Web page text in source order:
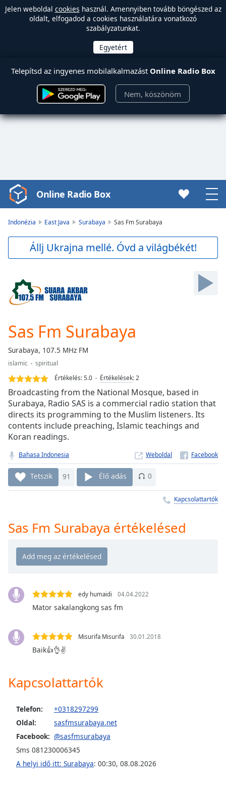
Jelen weboldal cookies használ. Amennyiben tovább böngészed az
oldalt, elfogadod a cookies használatára vonatkozó
szabályzatunkat.
Telepítsd az ingyenes mobilalkalmazást Online Radio Box
Nem, köszönöm
Video
Player
Backward
Skip
Forward
Current
Time0:00
Duration -:-
Loaded
0.00%
Stream
TypeLIVE
Seek to
currently
behind
Remaining
Time-
Chapters
descriptions
Subtitles
opens
subtitles
dialog
subtitles
off,
selected
Audio
Online Radio Box
Indonézia East Java Surabaya Sas Fm Surabaya
Állj Ukrajna mellé. Óvd a világbékét!
Sas Fm Surabaya
Surabaya, 107.5 MHz FM
islamic
spiritual
Értékelés:5.0 Értékelések:2
Broadcasting from the National Mosque, based in
Surabaya, Radio SAS is a commercial radio station that
directs its programming to the Muslim listeners. Its
contents include preaching, Islamic teachings and
Koran readings.
Bahasa Indonesia Weboldal
Tetszik 91 Élő adás 0
Kapcsolattartók
Sas Fm Surabaya értékelésed
edy humaidi 04.04.2022
Mator sakalangkong sas fm
Misurifa Misurifa 30.01.2018
Baik👍👌✌
Kapcsolattartók
Telefon:
+0318297299
Oldal:
sasfmsurabaya.net
Facebook: @sasfmsurabaya
Sms 081230006345
A helyi idő itt: Surabaya: 00:30, 08.08.2026